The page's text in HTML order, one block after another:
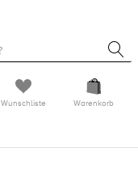
Wunschliste Warenkorb